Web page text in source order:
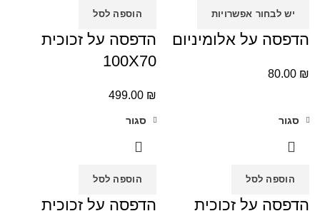
יש לבחור אפשרויות
הדפסה על אלומיניום
80.00 ₪
הוספה לסל
הדפסה על זכוכית
100X70
499.00 ₪
הוספה לסל
סגור
הדפסה על זכוכית
הוספה לסל
סגור
הדפסה על זכוכית